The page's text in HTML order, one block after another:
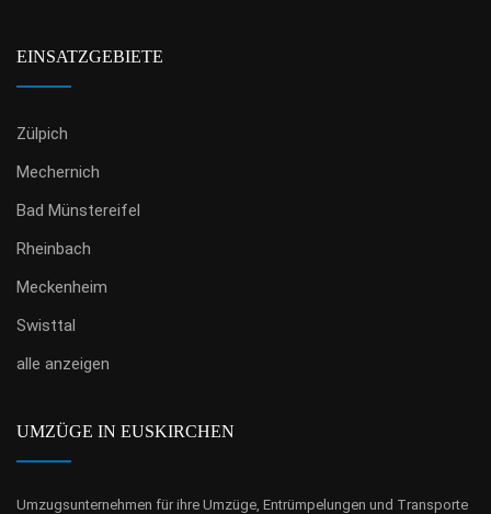
EINSATZGEBIETE
Zülpich
Mechernich
Bad Münstereifel
Rheinbach
Meckenheim
Swisttal
alle anzeigen
UMZÜGE IN EUSKIRCHEN
Umzugsunternehmen für ihre Umzüge, Entrümpelungen und Transporte